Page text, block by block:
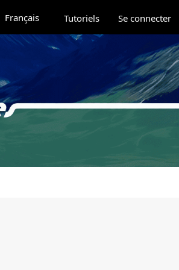
Changer de langue. La langue actuelle est
Français
Administration
Tutoriels Se connecter